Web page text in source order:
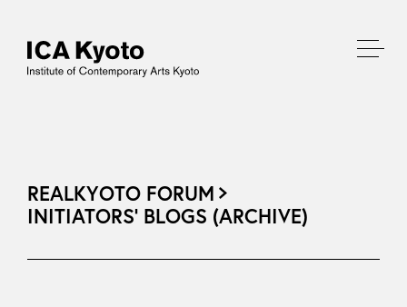
REALKYOTO FORUM
INITIATORS’ BLOGS (ARCHIVE)